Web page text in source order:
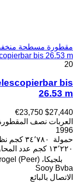
bis 26.53 m
20
bis
26.53 m
$27,440
€23,750
العربات نصف
1996
حمولة
٣٤٬٧٨٠ كجم
١٣٬٢٢٠ كجم
عدد
بلجيكا، Grote-Brogel (Peer)
Sooy Bvba
الاتصال بالبائع